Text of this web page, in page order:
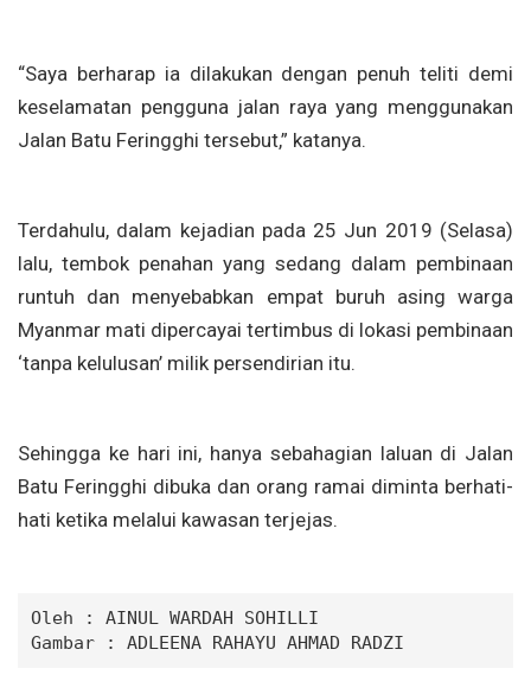
“Saya berharap ia dilakukan dengan penuh teliti demi
keselamatan pengguna jalan raya yang menggunakan
Jalan Batu Feringghi tersebut,” katanya.
Terdahulu, dalam kejadian pada 25 Jun 2019 (Selasa)
lalu, tembok penahan yang sedang dalam pembinaan
runtuh dan menyebabkan empat buruh asing warga
Myanmar mati dipercayai tertimbus di lokasi pembinaan
‘tanpa kelulusan’ milik persendirian itu.
Sehingga ke hari ini, hanya sebahagian laluan di Jalan
Batu Feringghi dibuka dan orang ramai diminta berhati-
hati ketika melalui kawasan terjejas.
Oleh : AINUL WARDAH SOHILLI
Gambar : ADLEENA RAHAYU AHMAD RADZI